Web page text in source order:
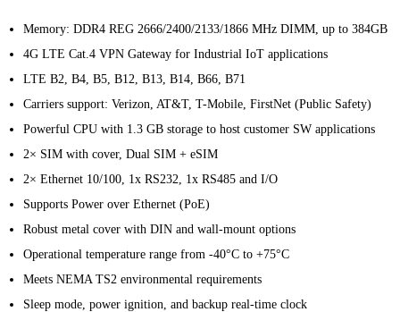
Memory: DDR4 REG 2666/2400/2133/1866 MHz DIMM, up to 384GB
4G LTE Cat.4 VPN Gateway for Industrial IoT applications
LTE B2, B4, B5, B12, B13, B14, B66, B71
Carriers support: Verizon, AT&T, T-Mobile, FirstNet (Public Safety)
Powerful CPU with 1.3 GB storage to host customer SW applications
2× SIM with cover, Dual SIM + eSIM
2× Ethernet 10/100, 1x RS232, 1x RS485 and I/O
Supports Power over Ethernet (PoE)
Robust metal cover with DIN and wall-mount options
Operational temperature range from -40°C to +75°C
Meets NEMA TS2 environmental requirements
Sleep mode, power ignition, and backup real-time clock